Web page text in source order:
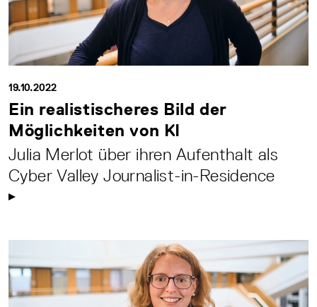
19.10.2022
Ein realistischeres Bild der
Möglichkeiten von KI
Julia Merlot über ihren Aufenthalt als
Cyber Valley Journalist-in-Residence